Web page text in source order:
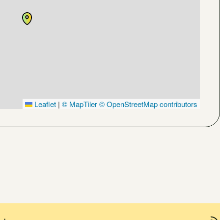
Leaflet | © MapTiler© OpenStreetMap contributors